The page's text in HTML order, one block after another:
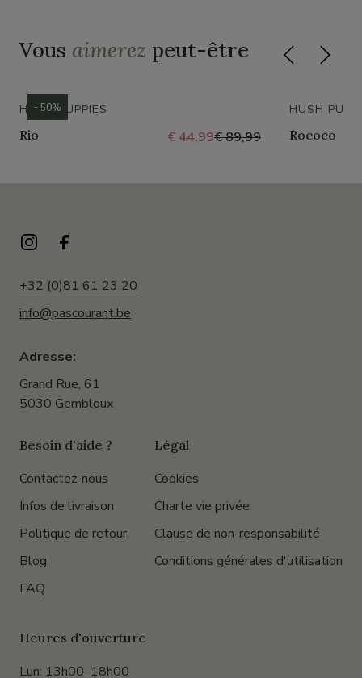
Vous aimerez peut-être
HUSH PUPPIES
Rio € 44,99€ 89,99
- 50% HUSH
Rococo
+32 (0)81 61 23 20
info@pascourant.be
Adresse:
Grand Rue, 61
5030 Gembloux
Besoin d'aide ?
Contactez-nous
Infos de livraison
Politique de retour
Blog
FAQ
Légal
Cookies
Charte vie privée
Clause de non-responsabilité
Conditions générales d'utilisation
Heures d'ouverture
Lun: 13h00–18h00